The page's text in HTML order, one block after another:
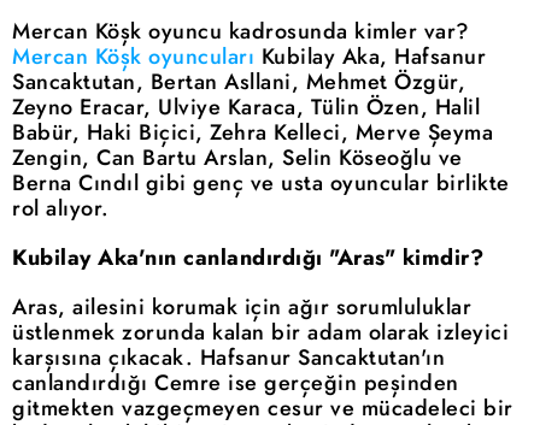
Mercan Köşk oyuncu kadrosunda kimler var?
Mercan Köşk oyuncuları Kubilay Aka, Hafsanur
Sancaktutan, Bertan Asllani, Mehmet Özgür,
Zeyno Eracar, Ulviye Karaca, Tülin Özen, Halil
Babür, Haki Biçici, Zehra Kelleci, Merve Şeyma
Zengin, Can Bartu Arslan, Selin Köseoğlu ve
Berna Cındıl gibi genç ve usta oyuncular birlikte
rol alıyor.
Kubilay Aka'nın canlandırdığı "Aras" kimdir?
Aras, ailesini korumak için ağır sorumluluklar
üstlenmek zorunda kalan bir adam olarak izleyici
karşısına çıkacak. Hafsanur Sancaktutan'ın
canlandırdığı Cemre ise gerçeğin peşinden
gitmekten vazgeçmeyen cesur ve mücadeleci bir